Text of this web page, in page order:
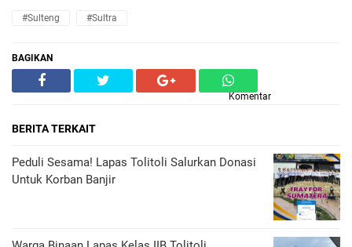
#Sulteng #Sultra
BAGIKAN
Komentar
BERITA TERKAIT
Peduli Sesama! Lapas Tolitoli Salurkan Donasi
Untuk Korban Banjir